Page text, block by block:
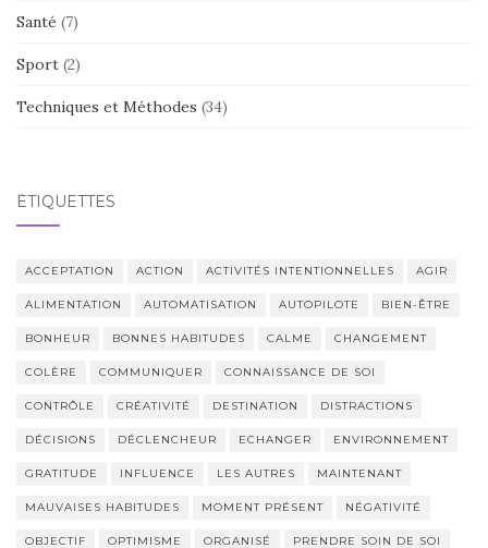
Santé (7)
Sport (2)
Techniques et Méthodes (34)
ÉTIQUETTES
ACCEPTATION ACTION ACTIVITÉS INTENTIONNELLES AGIR
ALIMENTATION AUTOMATISATION AUTOPILOTE BIEN-ÊTRE
BONHEUR BONNES HABITUDES CALME CHANGEMENT
COLÈRE COMMUNIQUER CONNAISSANCE DE SOI
CONTRÔLE CRÉATIVITÉ DESTINATION DISTRACTIONS
DÉCISIONS DÉCLENCHEUR ECHANGER ENVIRONNEMENT
GRATITUDE INFLUENCE LES AUTRES MAINTENANT
MAUVAISES HABITUDES MOMENT PRÉSENT NÉGATIVITÉ
OBJECTIF OPTIMISME ORGANISÉ PRENDRE SOIN DE SOI